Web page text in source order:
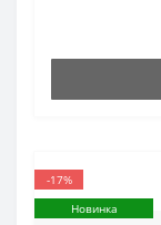
-17%
Новинка